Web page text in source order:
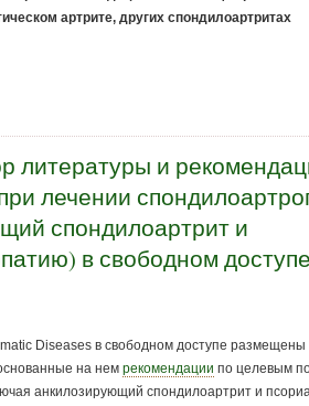
артрите, других спондилоартритах
литературы и
лечении
спондилоартрит и
в свободном доступе
Diseases в свободном доступе размещены
на нем рекомендации по целевым
анкилозирующий спондилоартрит и